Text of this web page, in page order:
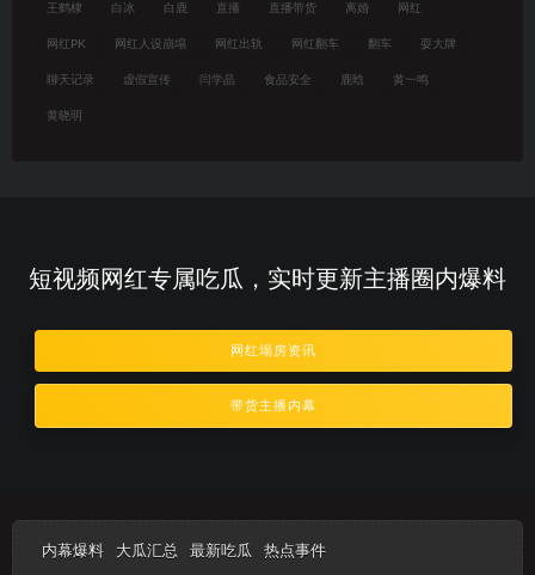
王鹤棣 白冰 白鹿 直播 直播带货 离婚 网红
网红PK 网红人设崩塌 网红出轨 网红翻车 翻车 耍大牌
聊天记录 虚假宣传 闫学晶 食品安全 鹿晗 黄一鸣
黄晓明
短视频网红专属吃瓜，实时更新主播圈内爆料
网红塌房资讯
带货主播内幕
内幕爆料 大瓜汇总 最新吃瓜 热点事件